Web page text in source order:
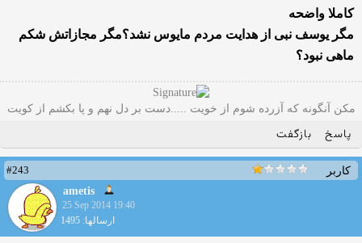
کاملا واضحه
مگر یوسف نبی از هدایت مردم مایوس نشد؟مگر مجازاتش شکم
ماهی نبود؟
مکن آنگونه که آزرده شوم از خویت .....دست بر دل نهم و پا بکشم از کویت
پاسخ بازگفت
کاربر
#243
ametis
25 Sep 2014 19:40
ارسالها: 1495